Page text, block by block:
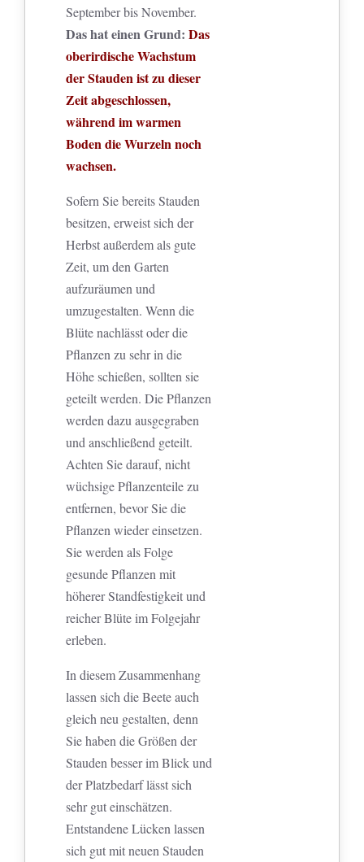
September bis November.
Das hat einen Grund: Das
oberirdische Wachstum
der Stauden ist zu dieser
Zeit abgeschlossen,
während im warmen
Boden die Wurzeln noch
wachsen.
Sofern Sie bereits Stauden
besitzen, erweist sich der
Herbst außerdem als gute
Zeit, um den Garten
aufzuräumen und
umzugestalten. Wenn die
Blüte nachlässt oder die
Pflanzen zu sehr in die
Höhe schießen, sollten sie
geteilt werden. Die Pflanzen
werden dazu ausgegraben
und anschließend geteilt.
Achten Sie darauf, nicht
wüchsige Pflanzenteile zu
entfernen, bevor Sie die
Pflanzen wieder einsetzen.
Sie werden als Folge
gesunde Pflanzen mit
höherer Standfestigkeit und
reicher Blüte im Folgejahr
erleben.
In diesem Zusammenhang
lassen sich die Beete auch
gleich neu gestalten, denn
Sie haben die Größen der
Stauden besser im Blick und
der Platzbedarf lässt sich
sehr gut einschätzen.
Entstandene Lücken lassen
sich gut mit neuen Stauden